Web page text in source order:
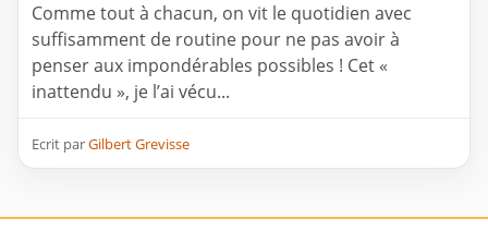
Comme tout à chacun, on vit le quotidien avec
suffisamment de routine pour ne pas avoir à
penser aux impondérables possibles ! Cet «
inattendu », je l’ai vécu...
Ecrit parGilbert Grevisse